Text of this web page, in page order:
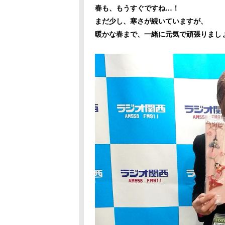
春も、もうすぐですね…！
まだ少し、寒さが続いていますが、
暖かな春まで、一緒に元気で頑張りまし